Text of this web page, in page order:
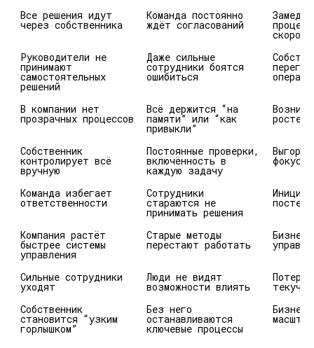
Все решения идут Команда постоянно
ждёт согласований
Руководители не
принимают
самостоятельных
решений
Даже сильные
сотрудники боятся
ошибиться
В компании нет
прозрачных процессов
Всё держится “на
памяти” или “как
привыкли”
росте
Собственник
контролирует всё
вручную
Постоянные проверки,
включённость в
каждую задачу
фокуса
Команда избегает
ответственности
Сотрудники
стараются не
принимать решения
Компания растёт
быстрее системы
управления
Старые методы
перестают работать
Бизнес
Сильные сотрудники
уходят
Люди не видят
возможности влиять
Потеря
Собственник
становится “узким
горлышком”
Без него
останавливаются
ключевые процессы
Бизнес